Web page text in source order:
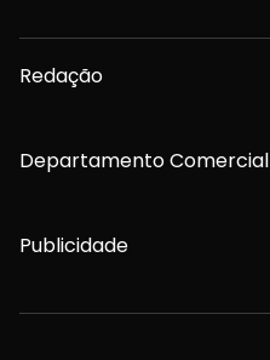
Redação
Departamento Comercial
Publicidade